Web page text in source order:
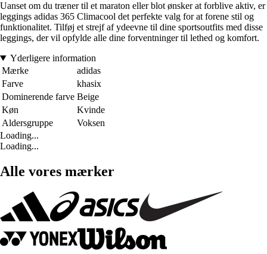
Uanset om du træner til et maraton eller blot ønsker at forblive aktiv, er
leggings adidas 365 Climacool det perfekte valg for at forene stil og
funktionalitet. Tilføj et strejf af ydeevne til dine sportsoutfits med disse
leggings, der vil opfylde alle dine forventninger til lethed og komfort.
Yderligere information
Mærke
adidas
Farve
khasix
Dominerende farve Beige
Køn
Kvinde
Aldersgruppe
Voksen
Loading...
Loading...
Alle vores mærker